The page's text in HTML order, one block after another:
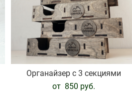
Органайзер с 3 секциями
от 850 pуб.